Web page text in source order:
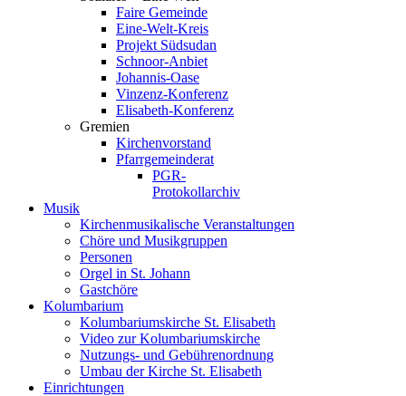
Faire Gemeinde
Eine-Welt-Kreis
Projekt Südsudan
Schnoor-Anbiet
Johannis-Oase
Vinzenz-Konferenz
Elisabeth-Konferenz
Gremien
Kirchenvorstand
Pfarrgemeinderat
PGR-
Protokollarchiv
Musik
Kirchenmusikalische Veranstaltungen
Chöre und Musikgruppen
Personen
Orgel in St. Johann
Gastchöre
Kolumbarium
Kolumbariumskirche St. Elisabeth
Video zur Kolumbariumskirche
Nutzungs- und Gebührenordnung
Umbau der Kirche St. Elisabeth
Einrichtungen